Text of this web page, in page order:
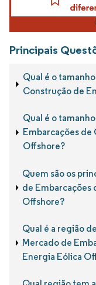
Principais
Qual é o
Construção de
Qual é o
Embarcações de
Offshore?
Quem são os
de Embarcações
Offshore?
Qual é a região
Mercado de
Energia Eólica